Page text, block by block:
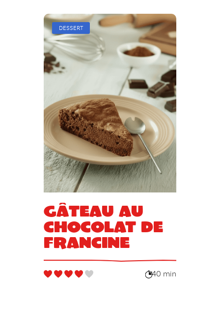
DESSERT
Gâteau au
chocolat de
Francine
40 min